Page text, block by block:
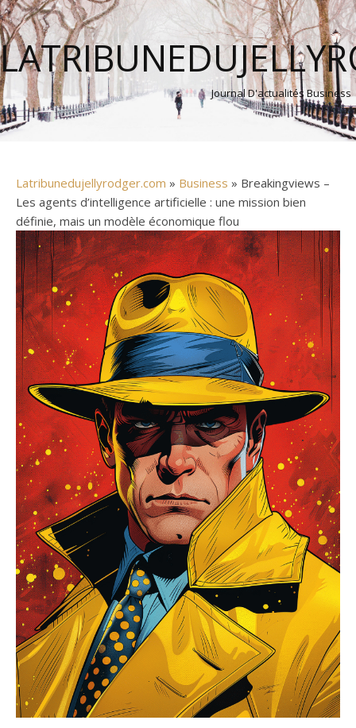
Journal D'actualités Business
Latribunedujellyrodger.com » Business » Breakingviews –
Les agents d’intelligence artificielle : une mission bien
définie, mais un modèle économique flou